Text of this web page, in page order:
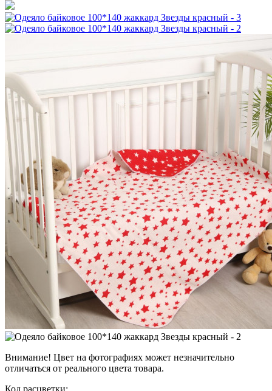
Внимание! Цвет на фотографиях может незначительно
отличаться от реального цвета товара.
Код расцветки: